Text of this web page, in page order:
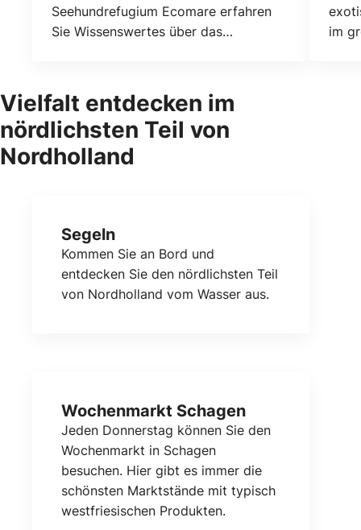
Seehundrefugium Ecomare erfahren
Sie Wissenswertes über das
im
Vielfalt entdecken im
nördlichsten Teil von
Nordholland
Segeln
Kommen Sie an Bord und
entdecken Sie den nördlichsten Teil
von Nordholland vom Wasser aus.
Wochenmarkt Schagen
Jeden Donnerstag können Sie den
Wochenmarkt in Schagen
besuchen. Hier gibt es immer die
schönsten Marktstände mit typisch
westfriesischen Produkten.